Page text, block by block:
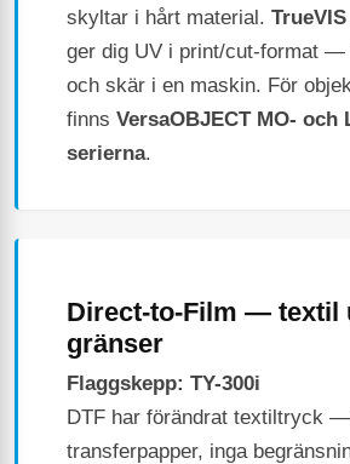
skyltar i hårt material.
ger dig UV i print/cut-format
och skär i en maskin. För
finns VersaOBJECT MO- och
serierna.
Direct-to-Film — textil
gränser
Flaggskepp: TY-300i
DTF har förändrat textiltryck
transferpapper, inga